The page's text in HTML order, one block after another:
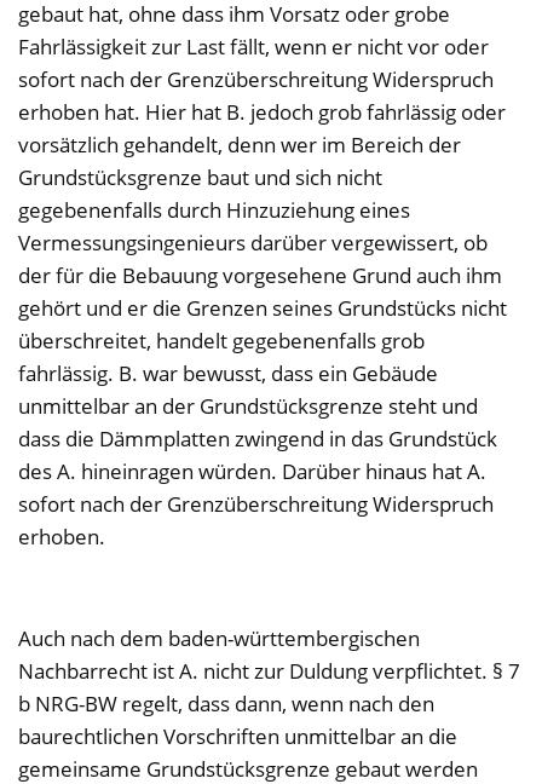
gebaut hat, ohne dass ihm Vorsatz oder grobe
Fahrlässigkeit zur Last fällt, wenn er nicht vor oder
sofort nach der Grenzüberschreitung Widerspruch
erhoben hat. Hier hat B. jedoch grob fahrlässig oder
vorsätzlich gehandelt, denn wer im Bereich der
Grundstücksgrenze baut und sich nicht
gegebenenfalls durch Hinzuziehung eines
Vermessungsingenieurs darüber vergewissert, ob
der für die Bebauung vorgesehene Grund auch ihm
gehört und er die Grenzen seines Grundstücks nicht
überschreitet, handelt gegebenenfalls grob
fahrlässig. B. war bewusst, dass ein Gebäude
unmittelbar an der Grundstücksgrenze steht und
dass die Dämmplatten zwingend in das Grundstück
des A. hineinragen würden. Darüber hinaus hat A.
sofort nach der Grenzüberschreitung Widerspruch
erhoben.
Auch nach dem baden-württembergischen
Nachbarrecht ist A. nicht zur Duldung verpflichtet. § 7
b NRG-BW regelt, dass dann, wenn nach den
baurechtlichen Vorschriften unmittelbar an die
gemeinsame Grundstücksgrenze gebaut werden